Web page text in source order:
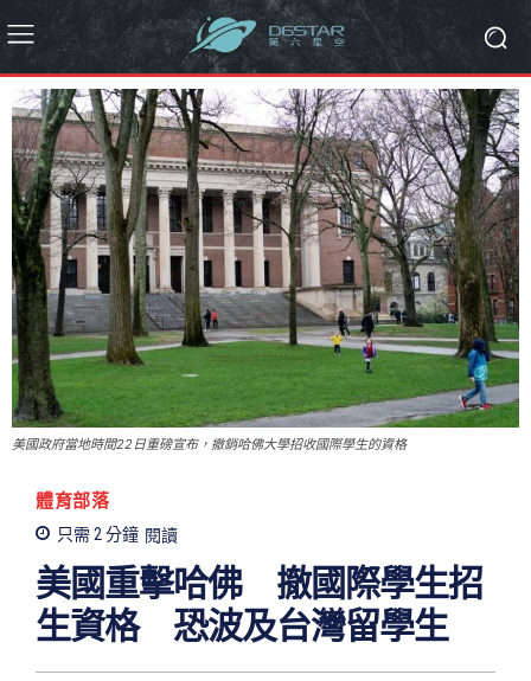
美國政府當地時間22日重磅宣布，撤銷哈佛大學招收國際學生的資格
體育部落
只需 2分鐘 閱讀
美國重擊哈佛 撤國際學生招
生資格 恐波及台灣留學生